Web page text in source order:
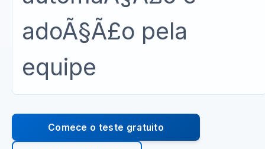
adoÃ§Ã£o pela
equipe
Comece o teste gratuito